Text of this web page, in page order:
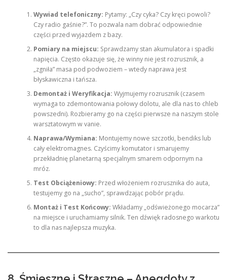
Wywiad telefoniczny: Pytamy: „Czy cyka? Czy kręci powoli?
Czy radio gaśnie?”. To pozwala nam dobrać odpowiednie
części przed wyjazdem z bazy.
Pomiary na miejscu: Sprawdzamy stan akumulatora i spadki
napięcia. Często okazuje się, że winny nie jest rozrusznik, a
„zgniła” masa pod podwoziem – wtedy naprawa jest
błyskawiczna i tańsza.
Demontaż i Weryfikacja: Wyjmujemy rozrusznik (czasem
wymaga to zdemontowania połowy dolotu, ale dla nas to chleb
powszedni). Rozbieramy go na części pierwsze na naszym stole
warsztatowym w vanie.
Naprawa/Wymiana: Montujemy nowe szczotki, bendiks lub
cały elektromagnes. Czyścimy komutator i smarujemy
przekładnię planetarną specjalnym smarem odpornym na
mróz.
Test Obciążeniowy: Przed włożeniem rozrusznika do auta,
testujemy go na „sucho”, sprawdzając pobór prądu.
Montaż i Test Końcowy: Wkładamy „odświeżonego mocarza”
na miejsce i uruchamiamy silnik. Ten dźwięk radosnego warkotu
to dla nas najlepsza muzyka.